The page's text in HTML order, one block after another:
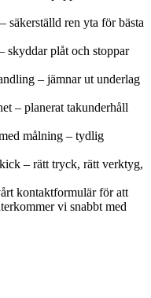
säkerställd ren yta för bästa
skyddar plåt och stoppar
– jämnar ut underlag
– planerat takunderhåll
målning – tydlig
– rätt tryck, rätt verktyg,
kontaktformulär för att
vi snabbt med